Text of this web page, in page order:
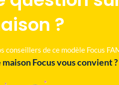
?
conseillers de ce modèle Focus
Focus vous convient ?